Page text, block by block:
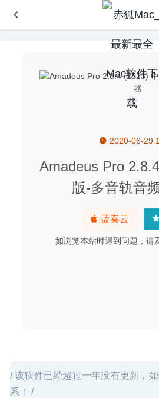
2020-06-29
Amadeus Pro
版-多音轨音
蓝奏云
如浏览本站时遇到问题，请
/ 该软件已经超过一年没有更新，
系！ /
Integrity Pro 9.6.1 for Mac破解版–
TinkerTool System 6.88 – 优秀的
Wondershare UniConverter
DaVinci Resolve Studio(达芬奇)
色剪辑软件 2020-08-01